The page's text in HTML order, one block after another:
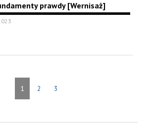
prawdy [Wernisaż]
1 2 3